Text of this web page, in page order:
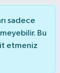
sadece
Bu
etmeniz